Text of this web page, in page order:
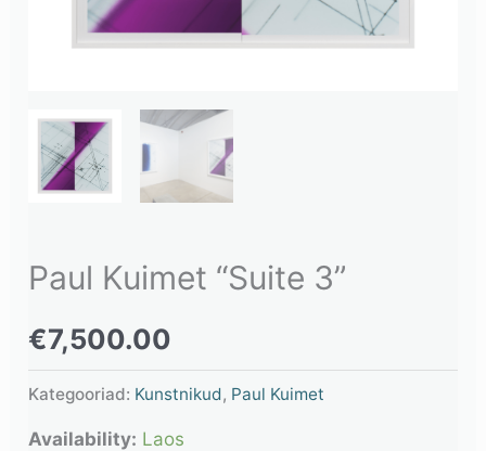
Paul Kuimet “Suite 3”
€7,500.00
Kategooriad: Kunstnikud, Paul Kuimet
Availability: Laos